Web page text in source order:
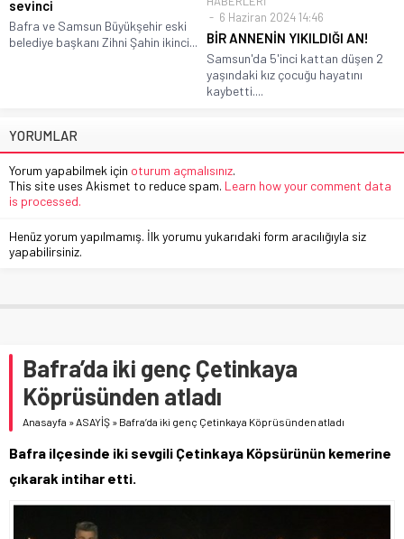
sevinci
Bafra ve Samsun Büyükşehir eski
belediye başkanı Zihni Şahin ikinci...
6 Haziran 2024 14:46
BİR ANNENİN YIKILDIĞI AN!
Samsun'da 5'inci kattan düşen 2
yaşındaki kız çocuğu hayatını
kaybetti....
YORUMLAR
Yorum yapabilmek için oturum açmalısınız.
This site uses Akismet to reduce spam. Learn how your comment data
is processed.
Henüz yorum yapılmamış. İlk yorumu yukarıdaki form aracılığıyla siz
yapabilirsiniz.
Bafra’da iki genç Çetinkaya
Köprüsünden atladı
Anasayfa » ASAYİŞ » Bafra’da iki genç Çetinkaya Köprüsünden atladı
Bafra ilçesinde iki sevgili Çetinkaya Köpsürünün kemerine
çıkarak intihar etti.